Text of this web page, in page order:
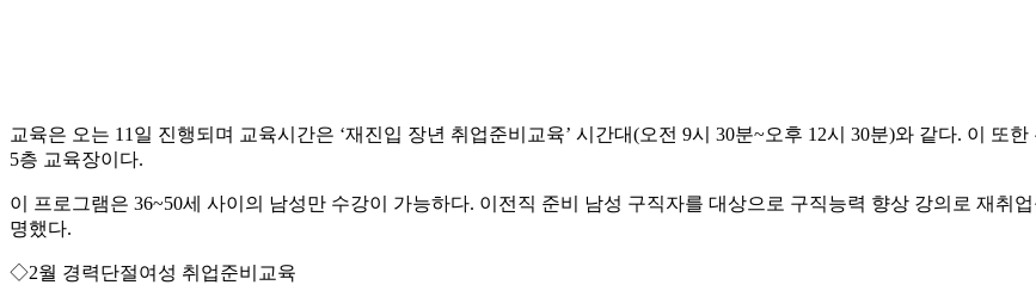
교육은 오는 11일 진행되며 교육시간은 ‘재진입 장년 취업준비교육’ 시간대(오전 9시 30분~오후 12시 30분)와 같다. 이 또
5층 교육장이다.
이 프로그램은 36~50세 사이의 남성만 수강이 가능하다. 이전직 준비 남성 구직자를 대상으로 구직능력 향상 강의로 재취
명했다.
◇2월 경력단절여성 취업준비교육